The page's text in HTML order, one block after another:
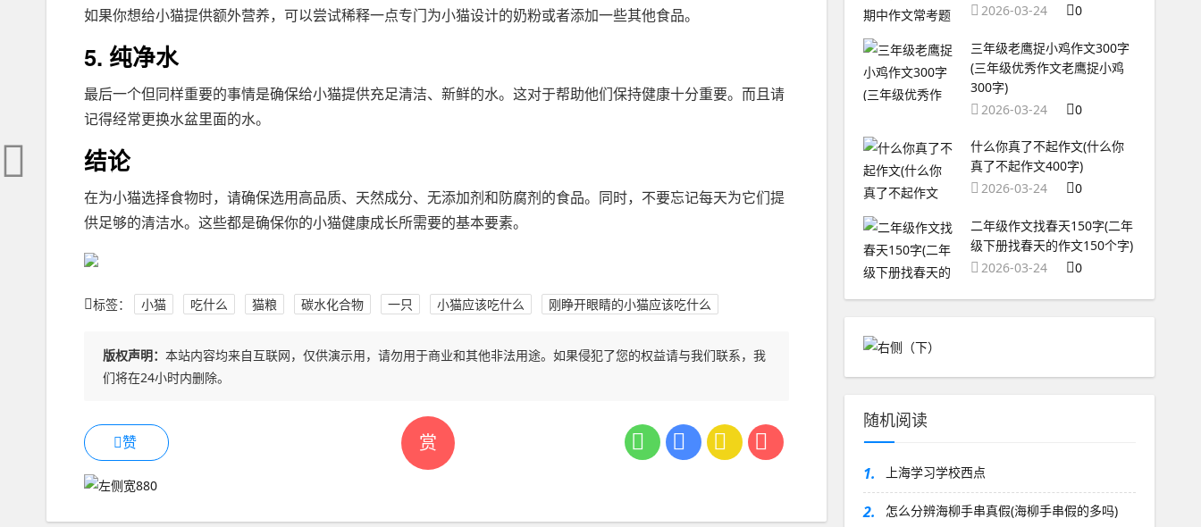
如果你想给小猫提供额外营养，可以尝试稀释一点专门为小猫设计的奶粉或者添加一些其他食品。
5. 纯净水
最后一个但同样重要的事情是确保给小猫提供充足清洁、新鲜的水。这对于帮助他们保持健康十分重要。而且请
记得经常更换水盆里面的水。
结论
在为小猫选择食物时，请确保选用高品质、天然成分、无添加剂和防腐剂的食品。同时，不要忘记每天为它们提
供足够的清洁水。这些都是确保你的小猫健康成长所需要的基本要素。
标签： 小猫 吃什么 猫粮 碳水化合物 一只 小猫应该吃什么 刚睁开眼睛的小猫应该吃什么
赏
版权声明： 本站内容均来自互联网，仅供演示用，请勿用于商业和其他非法用途。如果侵犯了您的权益请与我们联系，我
们将在24小时内删除。
赞
2026-03-24
0
三年级老鹰捉小鸡作文300字
(三年级优秀作文老鹰捉小鸡
300字)
2026-03-24
0
什么你真了不起作文(什么你
真了不起作文400字)
2026-03-24
0
二年级作文找春天150字(二年
级下册找春天的作文150个字)
2026-03-24
0
随机阅读
1. 上海学习学校西点
2. 怎么分辨海柳手串真假(海柳手串假的多吗)